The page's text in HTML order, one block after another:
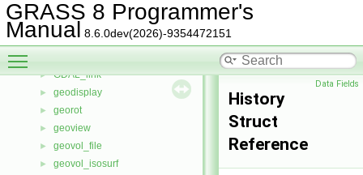
GRASS 8 Programmer's
Manual 8.6.0dev(2026)-9354472151
► g_vect_style
► g_vect_style_thematic
► g_vol
► GDAL_link
► geodisplay
► georot
► geoview
► geovol_file
► geovol_isosurf
Data Fields
History
Struct
Reference